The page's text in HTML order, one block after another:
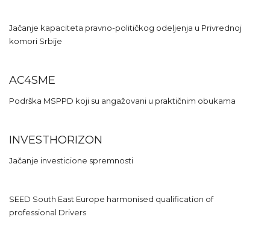
Jačanje kapaciteta pravno-političkog odeljenja u Privrednoj
komori Srbije
AC4SME
Podrška MSPPD koji su angažovani u praktičnim obukama
INVESTHORIZON
Jačanje investicione spremnosti
SEED South East Europe harmonised qualification of
professional Drivers